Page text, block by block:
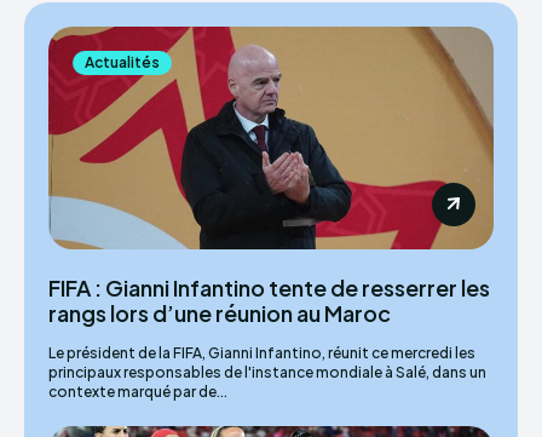
Actualités
FIFA : Gianni Infantino tente de resserrer les
rangs lors d’une réunion au Maroc
Le président de la FIFA, Gianni Infantino, réunit ce mercredi les
principaux responsables de l'instance mondiale à Salé, dans un
contexte marqué par de...